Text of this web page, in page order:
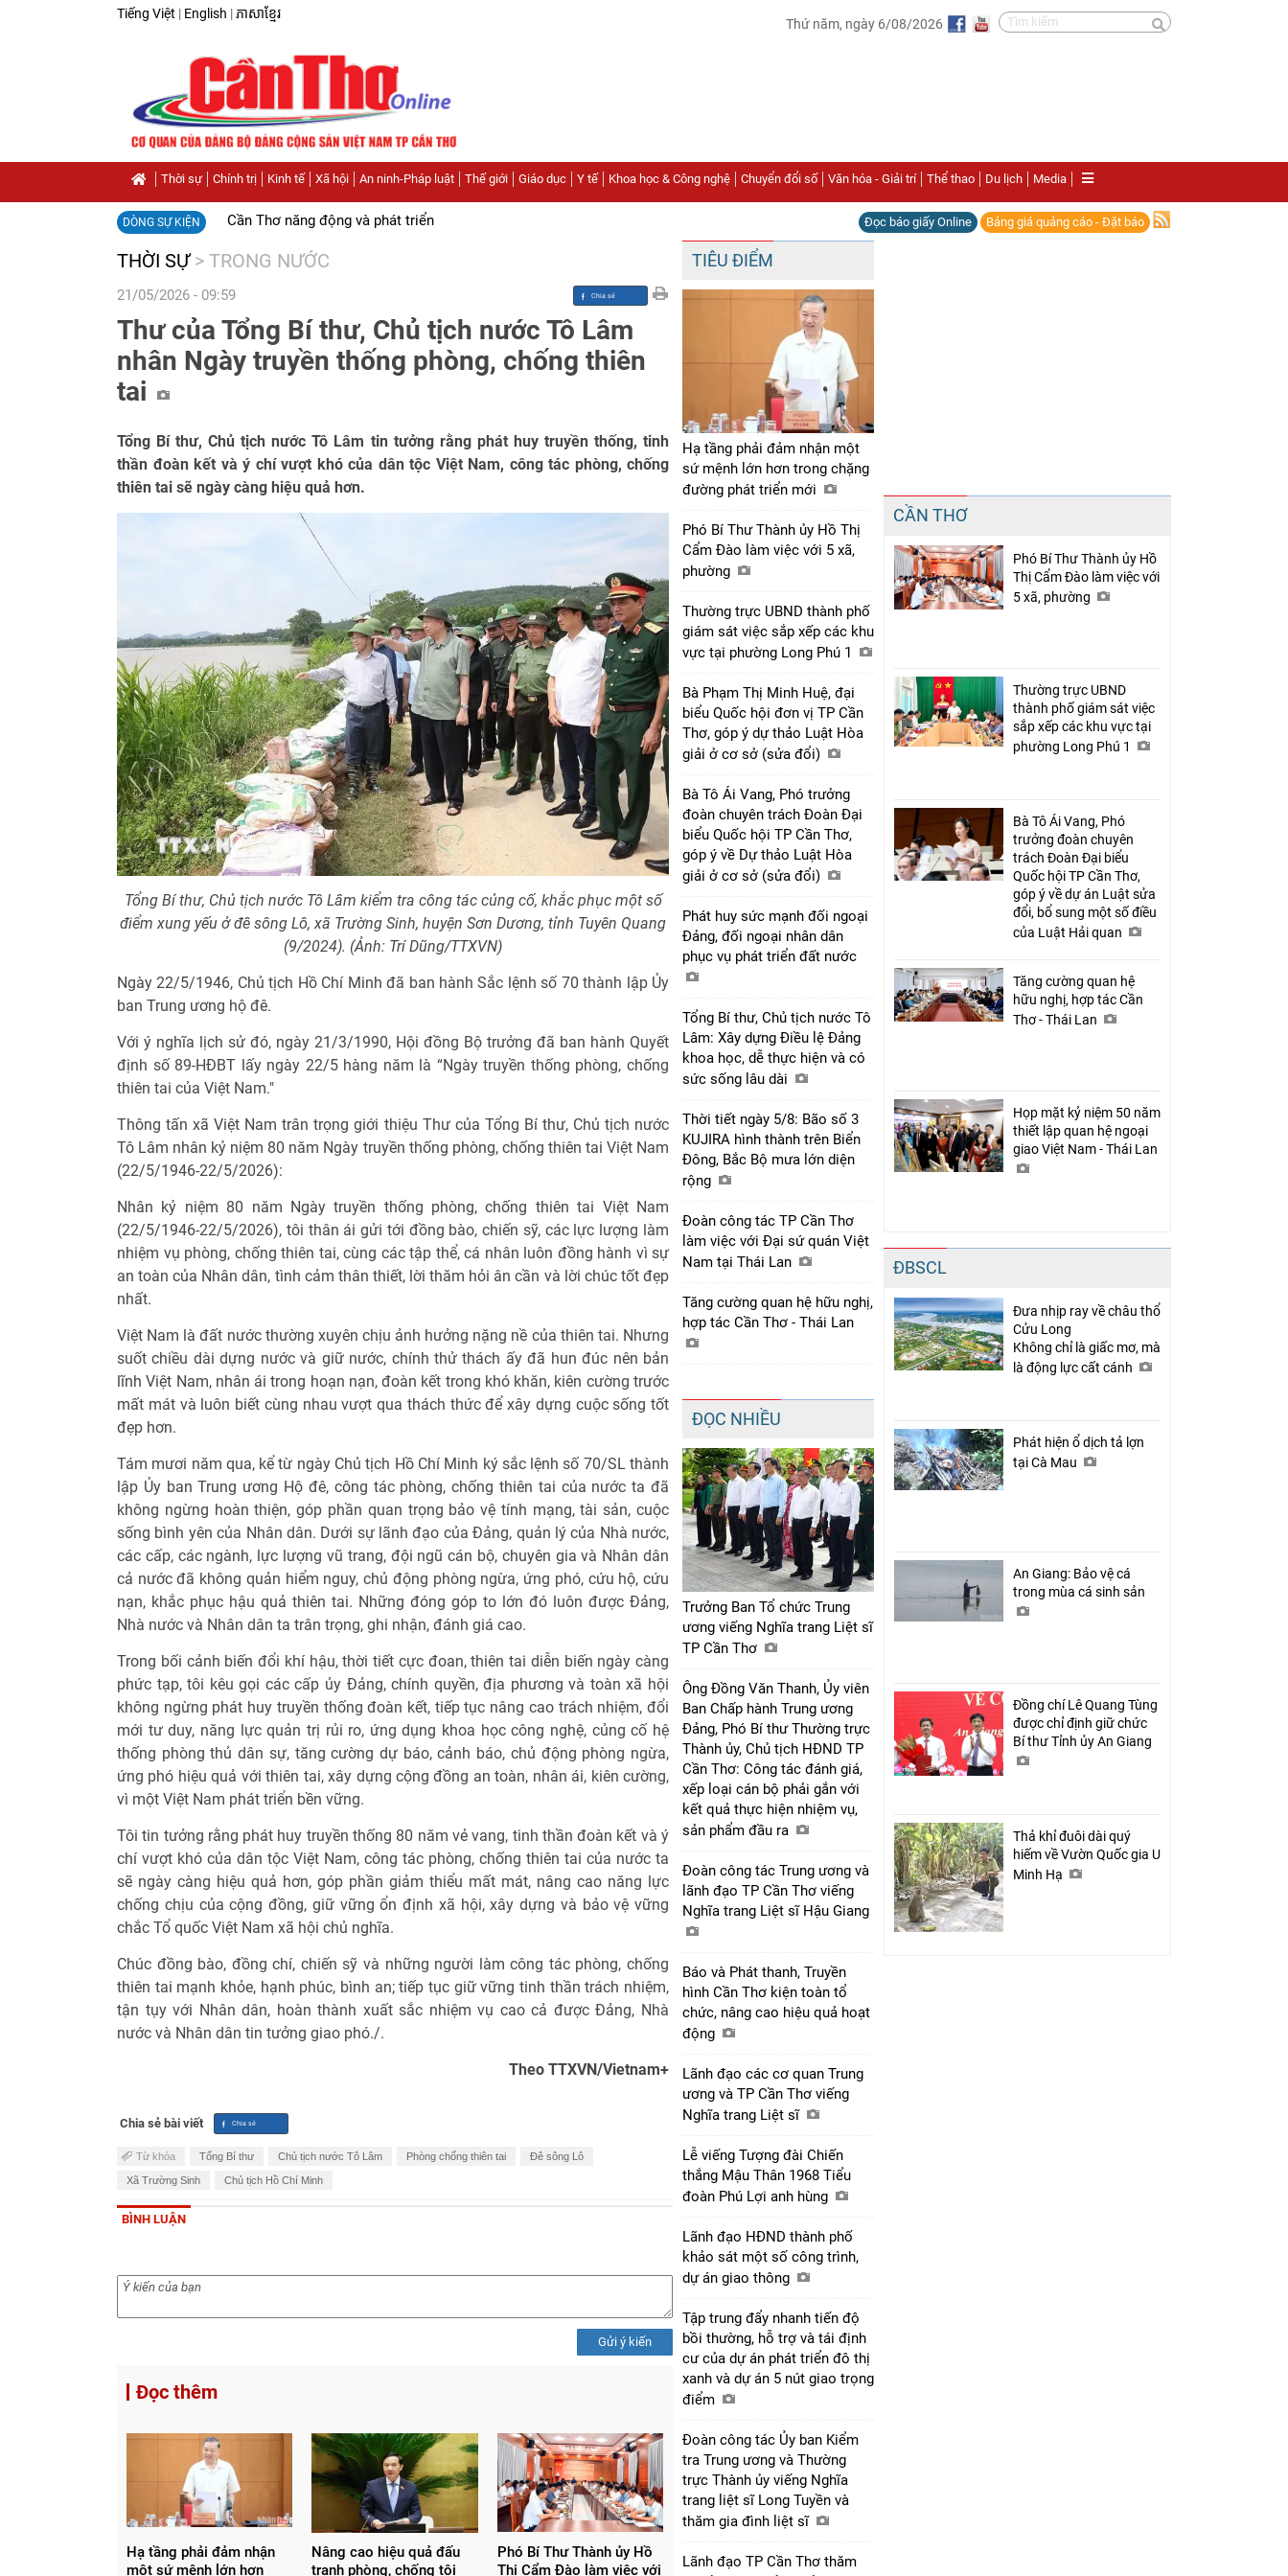
Tiếng Việt | English | ភាសាខ្មែរ
Thứ năm, ngày 6/08/2026
Thời sự Chính trị Kinh tế Xã hội An ninh-Pháp luật Thế giới Giáo dục Y tế Khoa học & Công nghệ Chuyển đổi số Văn hóa - Giải trí Thể thao Du lịch Media
DÒNG SỰ KIỆN Cần Thơ năng động và phát triển Đọc báo giấy Online Bảng giá quảng cáo - Đặt báo
THỜI SỰ > TRONG NƯỚC
21/05/2026 - 09:59
Chia sẻ
Thư của Tổng Bí thư, Chủ tịch nước Tô Lâm
nhân Ngày truyền thống phòng, chống thiên
tai
Tổng Bí thư, Chủ tịch nước Tô Lâm tin tưởng rằng phát huy truyền thống, tinh
thần đoàn kết và ý chí vượt khó của dân tộc Việt Nam, công tác phòng, chống
thiên tai sẽ ngày càng hiệu quả hơn.
Tổng Bí thư, Chủ tịch nước Tô Lâm kiểm tra công tác củng cố, khắc phục một số
điểm xung yếu ở đê sông Lô, xã Trường Sinh, huyện Sơn Dương, tỉnh Tuyên Quang
(9/2024). (Ảnh: Trí Dũng/TTXVN)
Ngày 22/5/1946, Chủ tịch Hồ Chí Minh đã ban hành Sắc lệnh số 70 thành lập Ủy
ban Trung ương hộ đê.
Với ý nghĩa lịch sử đó, ngày 21/3/1990, Hội đồng Bộ trưởng đã ban hành Quyết
định số 89-HĐBT lấy ngày 22/5 hàng năm là “Ngày truyền thống phòng, chống
thiên tai của Việt Nam."
Thông tấn xã Việt Nam trân trọng giới thiệu Thư của Tổng Bí thư, Chủ tịch nước
Tô Lâm nhân kỷ niệm 80 năm Ngày truyền thống phòng, chống thiên tai Việt Nam
(22/5/1946-22/5/2026):
Nhân kỷ niệm 80 năm Ngày truyền thống phòng, chống thiên tai Việt Nam
(22/5/1946-22/5/2026), tôi thân ái gửi tới đồng bào, chiến sỹ, các lực lượng làm
nhiệm vụ phòng, chống thiên tai, cùng các tập thể, cá nhân luôn đồng hành vì sự
an toàn của Nhân dân, tình cảm thân thiết, lời thăm hỏi ân cần và lời chúc tốt đẹp
nhất.
Việt Nam là đất nước thường xuyên chịu ảnh hưởng nặng nề của thiên tai. Nhưng
suốt chiều dài dựng nước và giữ nước, chính thử thách ấy đã hun đúc nên bản
lĩnh Việt Nam, nhân ái trong hoạn nạn, đoàn kết trong khó khăn, kiên cường trước
mất mát và luôn biết cùng nhau vượt qua thách thức để xây dựng cuộc sống tốt
đẹp hơn.
Tám mươi năm qua, kể từ ngày Chủ tịch Hồ Chí Minh ký sắc lệnh số 70/SL thành
lập Ủy ban Trung ương Hộ đê, công tác phòng, chống thiên tai của nước ta đã
không ngừng hoàn thiện, góp phần quan trọng bảo vệ tính mạng, tài sản, cuộc
sống bình yên của Nhân dân. Dưới sự lãnh đạo của Đảng, quản lý của Nhà nước,
các cấp, các ngành, lực lượng vũ trang, đội ngũ cán bộ, chuyên gia và Nhân dân
cả nước đã không quản hiểm nguy, chủ động phòng ngừa, ứng phó, cứu hộ, cứu
nạn, khắc phục hậu quả thiên tai. Những đóng góp to lớn đó luôn được Đảng,
Nhà nước và Nhân dân ta trân trọng, ghi nhận, đánh giá cao.
Trong bối cảnh biến đổi khí hậu, thời tiết cực đoan, thiên tai diễn biến ngày càng
phức tạp, tôi kêu gọi các cấp ủy Đảng, chính quyền, địa phương và toàn xã hội
không ngừng phát huy truyền thống đoàn kết, tiếp tục nâng cao trách nhiệm, đổi
mới tư duy, năng lực quản trị rủi ro, ứng dụng khoa học công nghệ, củng cố hệ
thống phòng thủ dân sự, tăng cường dự báo, cảnh báo, chủ động phòng ngừa,
ứng phó hiệu quả với thiên tai, xây dựng cộng đồng an toàn, nhân ái, kiên cường,
vì một Việt Nam phát triển bền vững.
Tôi tin tưởng rằng phát huy truyền thống 80 năm vẻ vang, tinh thần đoàn kết và ý
chí vượt khó của dân tộc Việt Nam, công tác phòng, chống thiên tai của nước ta
sẽ ngày càng hiệu quả hơn, góp phần giảm thiểu mất mát, nâng cao năng lực
chống chịu của cộng đồng, giữ vững ổn định xã hội, xây dựng và bảo vệ vững
chắc Tổ quốc Việt Nam xã hội chủ nghĩa.
Chúc đồng bào, đồng chí, chiến sỹ và những người làm công tác phòng, chống
thiên tai mạnh khỏe, hạnh phúc, bình an; tiếp tục giữ vững tinh thần trách nhiệm,
tận tụy với Nhân dân, hoàn thành xuất sắc nhiệm vụ cao cả được Đảng, Nhà
nước và Nhân dân tin tưởng giao phó./.
Theo TTXVN/Vietnam+
Chia sẻ bài viết
Từ khóa Tổng Bí thư Chủ tịch nước Tô Lâm Phòng chống thiên tai Đê sông Lô
Xã Trường Sinh Chủ tịch Hồ Chí Minh
BÌNH LUẬN
Gửi ý kiến
Đọc thêm
Hạ tầng phải đảm nhận
một sứ mệnh lớn hơn
Nâng cao hiệu quả đấu
tranh phòng, chống tội
Phó Bí Thư Thành ủy Hồ
Thị Cẩm Đào làm việc với
TIÊU ĐIỂM
Hạ tầng phải đảm nhận một
sứ mệnh lớn hơn trong chặng
đường phát triển mới
Phó Bí Thư Thành ủy Hồ Thị
Cẩm Đào làm việc với 5 xã,
phường
Thường trực UBND thành phố
giám sát việc sắp xếp các khu
vực tại phường Long Phú 1
Bà Phạm Thị Minh Huệ, đại
biểu Quốc hội đơn vị TP Cần
Thơ, góp ý dự thảo Luật Hòa
giải ở cơ sở (sửa đổi)
Bà Tô Ái Vang, Phó trưởng
đoàn chuyên trách Đoàn Đại
biểu Quốc hội TP Cần Thơ,
góp ý về Dự thảo Luật Hòa
giải ở cơ sở (sửa đổi)
Phát huy sức mạnh đối ngoại
Đảng, đối ngoại nhân dân
phục vụ phát triển đất nước
Tổng Bí thư, Chủ tịch nước Tô
Lâm: Xây dựng Điều lệ Đảng
khoa học, dễ thực hiện và có
sức sống lâu dài
Thời tiết ngày 5/8: Bão số 3
KUJIRA hình thành trên Biển
Đông, Bắc Bộ mưa lớn diện
rộng
Đoàn công tác TP Cần Thơ
làm việc với Đại sứ quán Việt
Nam tại Thái Lan
Tăng cường quan hệ hữu nghị,
hợp tác Cần Thơ - Thái Lan
ĐỌC NHIỀU
Trưởng Ban Tổ chức Trung
ương viếng Nghĩa trang Liệt sĩ
TP Cần Thơ
Ông Đồng Văn Thanh, Ủy viên
Ban Chấp hành Trung ương
Đảng, Phó Bí thư Thường trực
Thành ủy, Chủ tịch HĐND TP
Cần Thơ: Công tác đánh giá,
xếp loại cán bộ phải gắn với
kết quả thực hiện nhiệm vụ,
sản phẩm đầu ra
Đoàn công tác Trung ương và
lãnh đạo TP Cần Thơ viếng
Nghĩa trang Liệt sĩ Hậu Giang
Báo và Phát thanh, Truyền
hình Cần Thơ kiện toàn tổ
chức, nâng cao hiệu quả hoạt
động
Lãnh đạo các cơ quan Trung
ương và TP Cần Thơ viếng
Nghĩa trang Liệt sĩ
Lễ viếng Tượng đài Chiến
thắng Mậu Thân 1968 Tiểu
đoàn Phú Lợi anh hùng
Lãnh đạo HĐND thành phố
khảo sát một số công trình,
dự án giao thông
Tập trung đẩy nhanh tiến độ
bồi thường, hỗ trợ và tái định
cư của dự án phát triển đô thị
xanh và dự án 5 nút giao trọng
điểm
Đoàn công tác Ủy ban Kiểm
tra Trung ương và Thường
trực Thành ủy viếng Nghĩa
trang liệt sĩ Long Tuyền và
thăm gia đình liệt sĩ
Lãnh đạo TP Cần Thơ thăm
CẦN THƠ
Phó Bí Thư Thành ủy Hồ
Thị Cẩm Đào làm việc với
5 xã, phường
Thường trực UBND
thành phố giám sát việc
sắp xếp các khu vực tại
phường Long Phú 1
Bà Tô Ái Vang, Phó
trưởng đoàn chuyên
trách Đoàn Đại biểu
Quốc hội TP Cần Thơ,
góp ý về dự án Luật sửa
đổi, bổ sung một số điều
của Luật Hải quan
Tăng cường quan hệ
hữu nghị, hợp tác Cần
Thơ - Thái Lan
Họp mặt kỷ niệm 50 năm
thiết lập quan hệ ngoại
giao Việt Nam - Thái Lan
ĐBSCL
Đưa nhịp ray về châu thổ
Cửu Long
Không chỉ là giấc mơ, mà
là động lực cất cánh
Phát hiện ổ dịch tả lợn
tại Cà Mau
An Giang: Bảo vệ cá
trong mùa cá sinh sản
Đồng chí Lê Quang Tùng
được chỉ định giữ chức
Bí thư Tỉnh ủy An Giang
Thả khỉ đuôi dài quý
hiếm về Vườn Quốc gia U
Minh Hạ